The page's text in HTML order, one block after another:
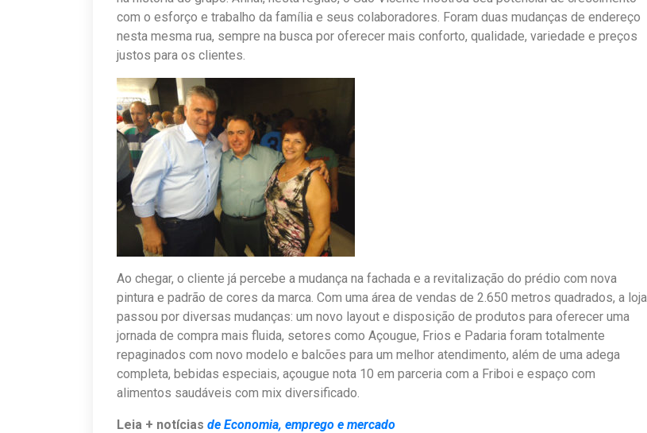
com o esforço e trabalho da família e seus colaboradores. Foram duas mudanças de endereço
nesta mesma rua, sempre na busca por oferecer mais conforto, qualidade, variedade e preços
justos para os clientes.
Ao chegar, o cliente já percebe a mudança na fachada e a revitalização do prédio com nova
pintura e padrão de cores da marca. Com uma área de vendas de 2.650 metros quadrados, a loja
passou por diversas mudanças: um novo layout e disposição de produtos para oferecer uma
jornada de compra mais fluida, setores como Açougue, Frios e Padaria foram totalmente
repaginados com novo modelo e balcões para um melhor atendimento, além de uma adega
completa, bebidas especiais, açougue nota 10 em parceria com a Friboi e espaço com
alimentos saudáveis com mix diversificado.
Leia + notícias de Economia, emprego e mercado